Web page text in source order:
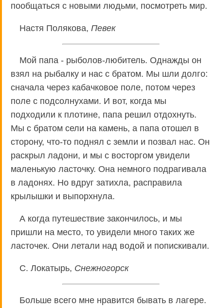
пообщаться с новыми людьми, посмотреть мир.
Настя Полякова, Певек
Мой папа - рыболов-любитель. Однажды он
взял на рыбалку и нас с братом. Мы шли долго:
сначала через кабачковое поле, потом через
поле с подсолнухами. И вот, когда мы
подходили к плотине, папа решил отдохнуть.
Мы с братом сели на камень, а папа отошел в
сторону, что-то поднял с земли и позвал нас. Он
раскрыл ладони, и мы с восторгом увидели
маленькую ласточку. Она немного подрагивала
в ладонях. Но вдруг затихла, расправила
крылышки и выпорхнула.
А когда путешествие закончилось, и мы
пришли на место, то увидели много таких же
ласточек. Они летали над водой и попискивали.
С. Локатырь, Снежногорск
Больше всего мне нравится бывать в лагере.